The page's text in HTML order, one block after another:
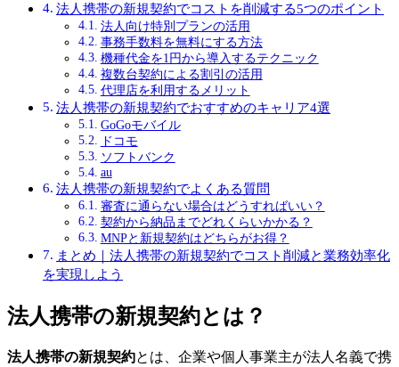
法人携帯の新規契約でコストを削減する5つのポイント
法人向け特別プランの活用
事務手数料を無料にする方法
機種代金を1円から導入するテクニック
複数台契約による割引の活用
代理店を利用するメリット
法人携帯の新規契約でおすすめのキャリア4選
GoGoモバイル
ドコモ
ソフトバンク
au
法人携帯の新規契約でよくある質問
審査に通らない場合はどうすればいい？
契約から納品までどれくらいかかる？
MNPと新規契約はどちらがお得？
まとめ｜法人携帯の新規契約でコスト削減と業務効率化
を実現しよう
法人携帯の新規契約とは？
法人携帯の新規契約とは、企業や個人事業主が法人名義で携